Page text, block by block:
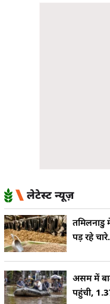
लेटेस्ट न्यूज़
तमिलनाडु
पड़ रहे
असम में
पहुंची,